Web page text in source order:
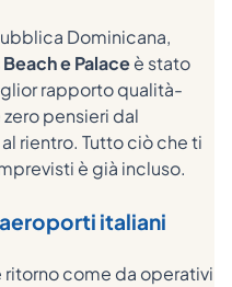
Dominicana,
e Palaceè stato
rapporto qualità-
pensieri dal
rientro. Tutto ciò che ti
è già incluso.
italiani
come da operativi